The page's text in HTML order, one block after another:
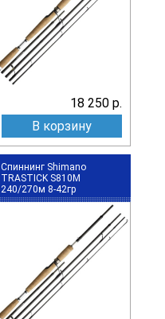
18 250 р.
В корзину
Спиннинг Shimano
TRASTICK S810М
240/270м 8-42гр